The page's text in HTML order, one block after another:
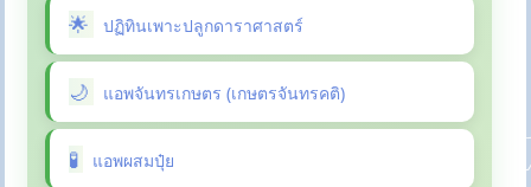
ปฏิทินเพาะปลูกดาราศาสตร์
แอพจันทรเกษตร (เกษตรจันทรคติ)
แอพผสมปุ๋ย